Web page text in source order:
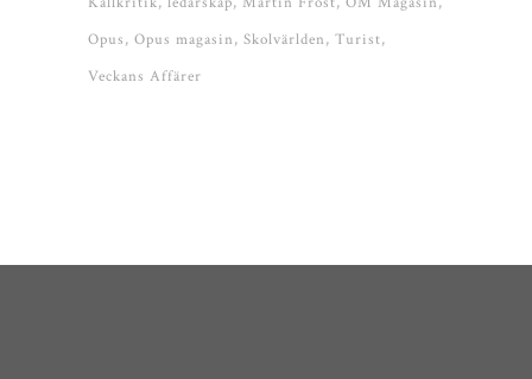
Opus Opus magasin Skolvärlden Turist
Veckans Affärer